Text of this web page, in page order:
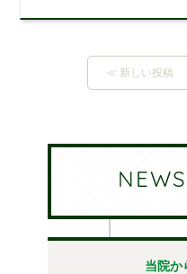
≪ 新しい投稿
当院か